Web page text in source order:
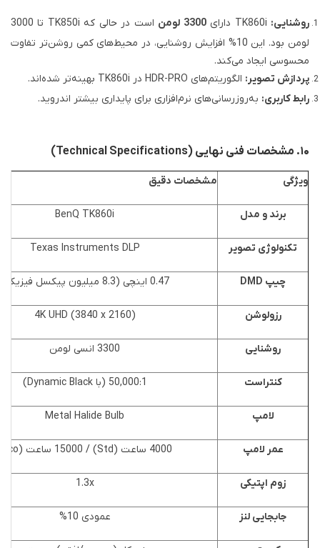
روشنایی: 3300 لومن است در حالی که TK850i تا 3000
لومن بود. این 10% افزایش روشنایی، در محیط‌های کمی روشن‌تر تفاوت
محسوسی ایجاد می‌کند.
پردازش تصویر: الگوریتم‌های HDR-PRO در TK860i بهینه‌تر شده‌اند.
رابط کاربری: به‌روزرسانی‌های نرم‌افزاری برای پایداری بیشتر اندروید.
۱۰. مشخصات فنی نهایی (Technical Specifications)
ویژگی مشخصات دقیق
برند و مدل BenQ TK860i
تکنولوژی تصویر Texas Instruments DLP
چیپ DMD 0.47 اینچی (8.3 میلیون پیکسل فیزیکی)
رزولوشن 4K UHD (3840 x 2160)
روشنایی 3300 انسی لومن
کنتراست 50,000:1 (با Dynamic Black)
لامپ Metal Halide Bulb
عمر لامپ 4000 ساعت (Std) / 15000 ساعت (Eco)
زوم اپتیکی 1.3x
جابجایی لنز عمودی 10%